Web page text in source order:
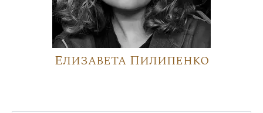
Елизавета Пилипенко